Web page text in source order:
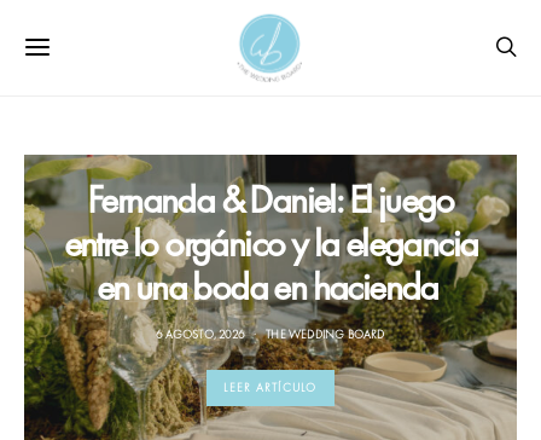
Fernanda & Daniel: El juego
entre lo orgánico y la elegancia
en una boda en hacienda
6 AGOSTO, 2026 THE WEDDING BOARD
LEER ARTÍCULO